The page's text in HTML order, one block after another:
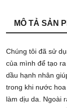
MÔ TẢ SẢN
Chúng tôi đã sử
của mình để tạo
dầu hạnh nhân
trong khi nước
làm dịu da. Ngoài